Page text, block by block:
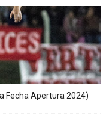
Fecha Apertura 2024)